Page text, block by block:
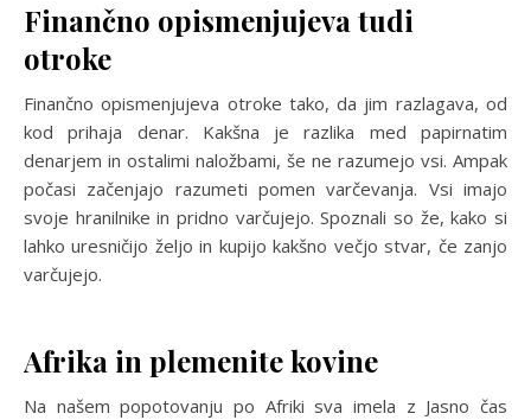
r
:
t
t
p
s
:
/
/
w
.
r
:
t
p
s
:
/
/
w
Finančno opismenjujeva tudi
otroke
Finančno opismenjujeva otroke tako, da jim razlagava, od
kod prihaja denar. Kakšna je razlika med papirnatim
denarjem in ostalimi naložbami, še ne razumejo vsi. Ampak
počasi začenjajo razumeti pomen varčevanja. Vsi imajo
svoje hranilnike in pridno varčujejo. Spoznali so že, kako si
lahko uresničijo željo in kupijo kakšno večjo stvar, če zanjo
varčujejo.
Afrika in plemenite kovine
Na našem popotovanju po Afriki sva imela z Jasno čas